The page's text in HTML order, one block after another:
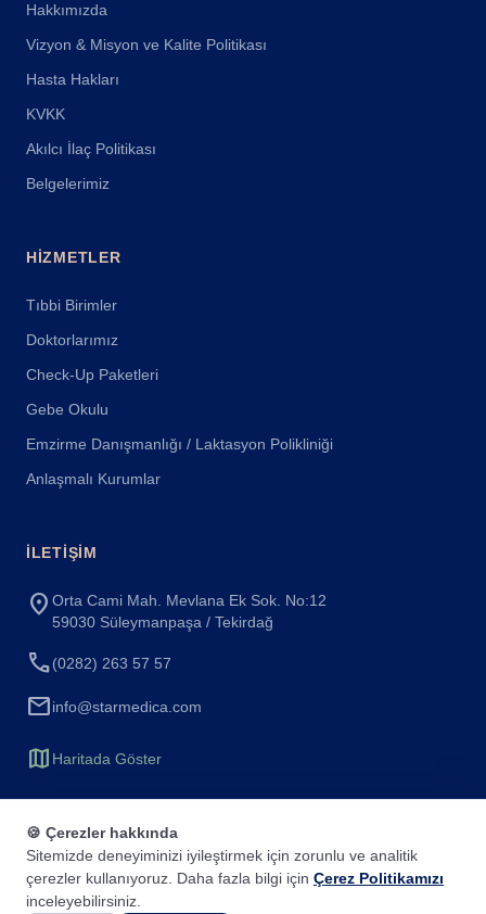
Hakkımızda
Vizyon & Misyon ve Kalite Politikası
Hasta Hakları
KVKK
Akılcı İlaç Politikası
Belgelerimiz
HIZMETLER
Tıbbi Birimler
Doktorlarımız
Check-Up Paketleri
Gebe Okulu
Emzirme Danışmanlığı / Laktasyon Polikliniği
Anlaşmalı Kurumlar
İLETIŞIM
location_on Orta Cami Mah. Mevlana Ek Sok. No:12
59030 Süleymanpaşa / Tekirdağ
call(0282) 263 57 57
mailinfo@starmedica.com
map Haritada Göster
© 2025 Özel Star Medica Hastanesi. Tüm hakları saklıdır.
🍪 Çerezler hakkında
Sitemizde deneyiminizi iyileştirmek için zorunlu ve analitik
çerezler kullanıyoruz. Daha fazla bilgi için Çerez Politikamızı
inceleyebilirsiniz.